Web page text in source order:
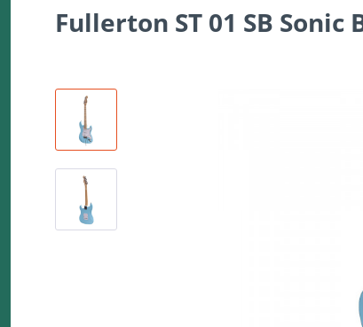
Fullerton ST 01 SB Sonic